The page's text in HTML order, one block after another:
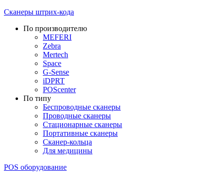
Сканеры штрих-кода
По производителю
MEFERI
Zebra
Mertech
Space
G-Sense
iDPRT
POScenter
По типу
Беспроводные сканеры
Проводные сканеры
Стационарные сканеры
Портативные сканеры
Сканер-кольца
Для медицины
POS оборудование